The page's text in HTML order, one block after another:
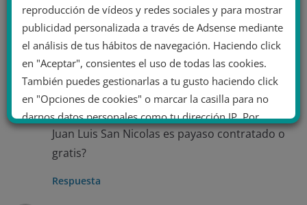
LGTBIQ como Juan Luis San Nicolas
Respuesta
Joselito
el 29 julio 2021 a las 14 h 58 min Enlace permanente
Juan Luis San Nicolas es payaso contratado o
gratis?
Respuesta
reproducción de vídeos y redes sociales y para mostrar
publicidad personalizada a través de Adsense mediante
el análisis de tus hábitos de navegación. Haciendo click
en "Aceptar", consientes el uso de todas las cookies.
También puedes gestionarlas a tu gusto haciendo click
en "Opciones de cookies" o marcar la casilla para no
darnos datos personales como tu dirección IP. Por
último, puedes leer nuestra Política de cookies.
No dar mi información personal